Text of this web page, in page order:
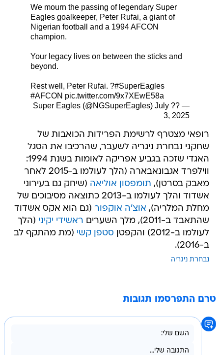
We mourn the passing of legendary Super
Eagles goalkeeper, Peter Rufai, a giant of
Nigerian football and a 1994 AFCON
champion.
Your legacy lives on between the sticks and
beyond.
Rest well, Peter Rufai. ?#SuperEagles
#AFCON pic.twitter.com/9x7XEwE58a
— ?? Super Eagles (@NGSuperEagles)
July
3, 2025
רופאי מצטרף לרשימת הפרידות הכואבות של
שחקני נבחרת ניגריה לשעבר, שהרכיבו את הסגל
האגדי שזכה בגביע אפריקה לאומות בשנת 1994:
ווילפרד אגבונאבארה (הלך לעולמו ב-2015 לאחר
מאבק בסרטן), תומפסון אוליאה (שיחק גם בעירוני
אשדוד והלך לעולמו ב-2013 כתוצאה מסיבוכים של
מחלת המלריה), אוצ'ה אוקפור (גם הוא אקס אשדוד
שהתאבד ב-2011), מלך השערים
ראשידי יקיני (הלך
לעולמו ב-2012) והקפטן
סטפן קשי (מת מהתקף לב
ב-2016).
נבחרת ניגריה
טרם התפרסמו תגובות